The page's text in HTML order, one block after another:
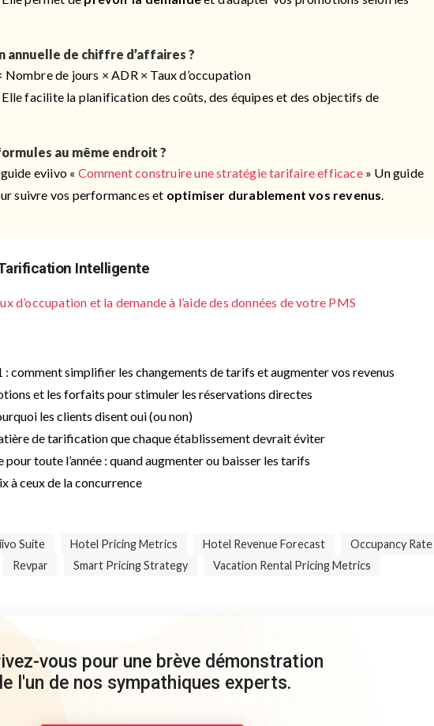
annuelle de chiffre d’affaires ?
Nombre de jours × ADR × Taux d’occupation
Elle facilite la planification des coûts, des équipes et des objectifs de
au même endroit ?
eviivo « Comment construire une stratégie tarifaire efficace » Un guide
suivre vos performances et optimiser durablement vos revenus.
Intelligente
d’occupation et la demande à l’aide des données de votre PMS
comment simplifier les changements de tarifs et augmenter vos revenus
et les forfaits pour stimuler les réservations directes
les clients disent oui (ou non)
de tarification que chaque établissement devrait éviter
toute l’année : quand augmenter ou baisser les tarifs
à ceux de la concurrence
Suite Hotel Pricing Metrics Hotel Revenue Forecast
Occupancy Rate
Revpar Smart Pricing Strategy Vacation Rental Pricing Metrics
vous pour une brève démonstration
l'un de nos sympathiques experts.